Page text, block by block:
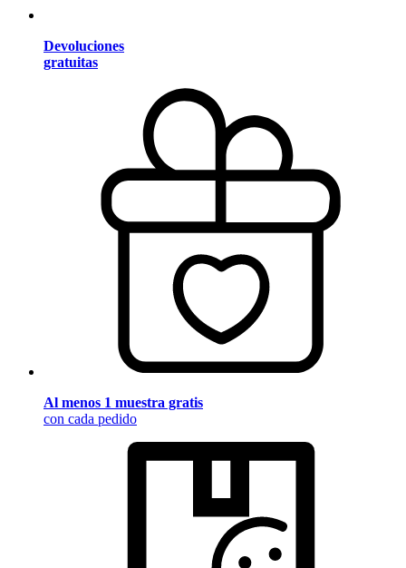
Devoluciones
gratuitas
Al menos 1 muestra gratis
con cada pedido